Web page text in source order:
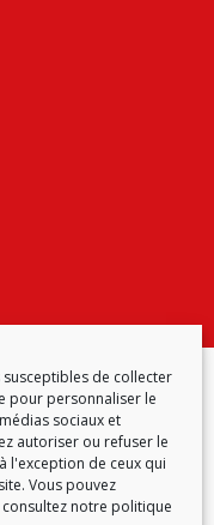
de collecter
pour personnaliser le
sociaux et
autoriser ou refuser le
l'exception de ceux qui
Vous pouvez
consultez notre politique